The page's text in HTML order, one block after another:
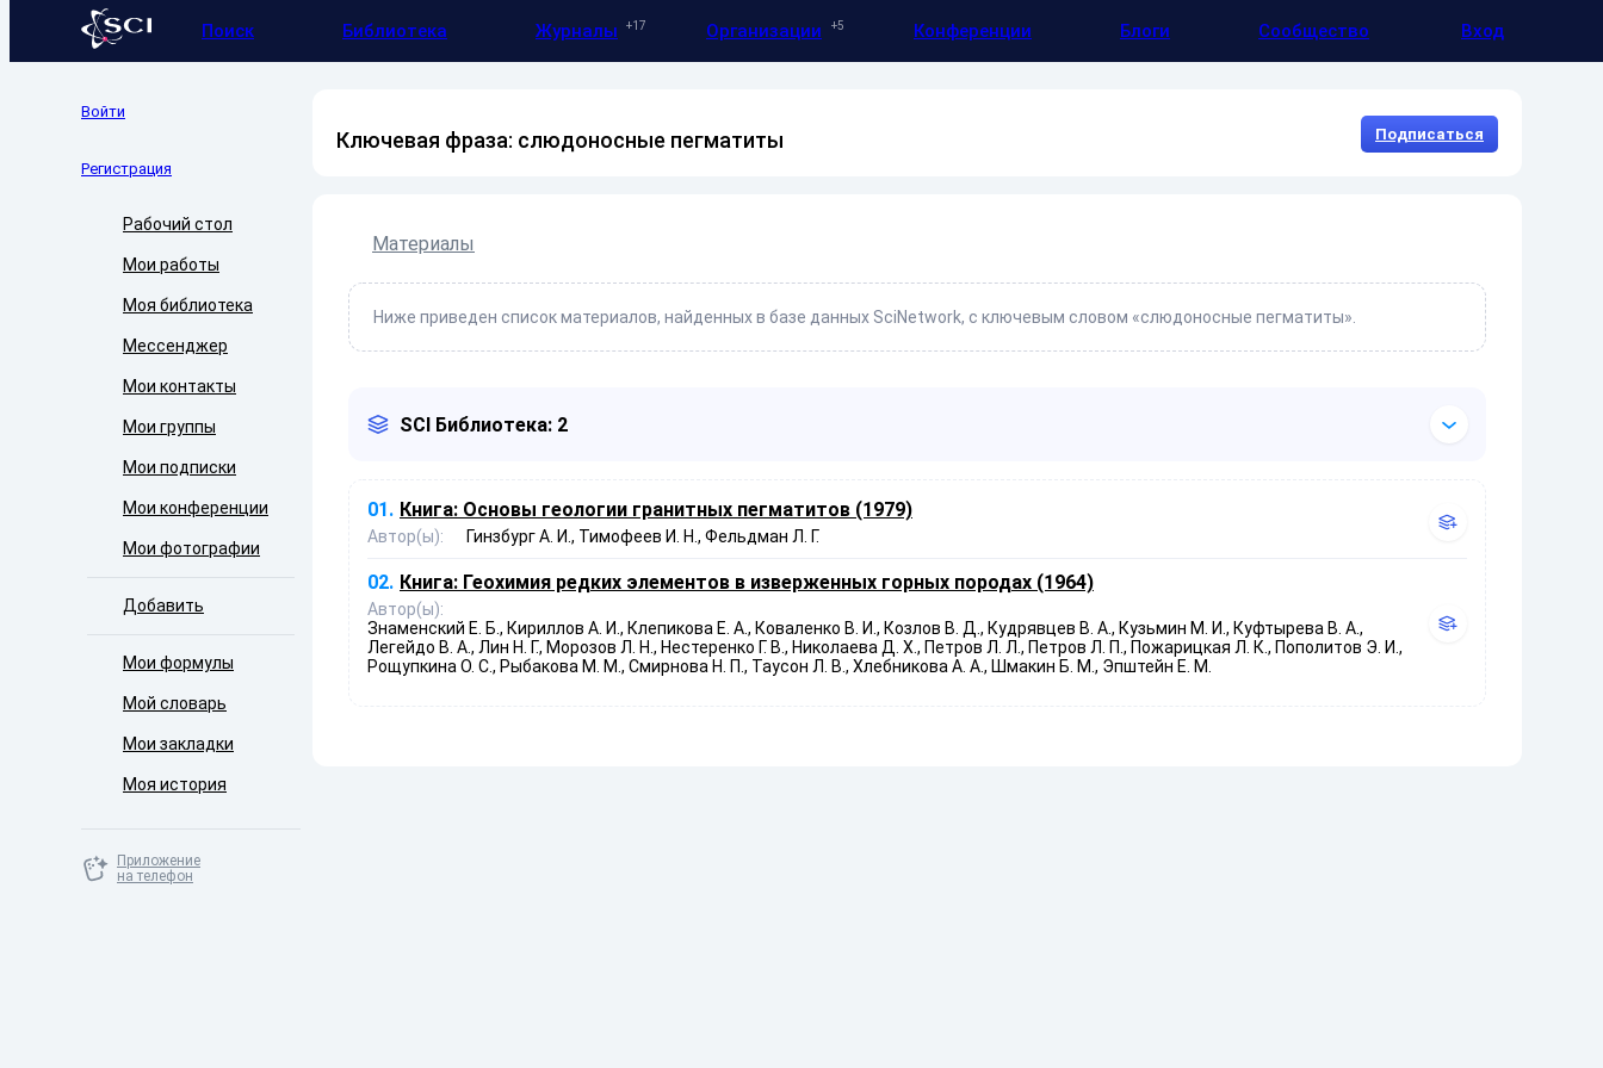
Поиск Библиотека Журналы 17 Организации 5 Конференции Блоги Сообщество Вход
Войти
Регистрация
Рабочий стол
Мои работы
Моя библиотека
Мессенджер
Мои контакты
Мои группы
Мои подписки
Мои конференции
Мои фотографии
Добавить
Мои формулы
Мой словарь
Мои закладки
Моя история
Приложение
на телефон
Ключевая фраза: слюдоносные пегматиты Подписаться
Материалы
Ниже приведен список материалов, найденных в базе данных SciNetwork, с ключевым словом «слюдоносные пегматиты».
SCI Библиотека: 2
01. Книга: Основы геологии гранитных пегматитов (1979)
Автор(ы): Гинзбург А. И., Тимофеев И. Н., Фельдман Л. Г.
02. Книга: Геохимия редких элементов в изверженных горных породах (1964)
Автор(ы):
Знаменский Е. Б., Кириллов А. И., Клепикова Е. А., Коваленко В. И., Козлов В. Д., Кудрявцев В. А., Кузьмин М. И., Куфтырева В. А.,
Легейдо В. А., Лин Н. Г., Морозов Л. Н., Нестеренко Г. В., Николаева Д. Х., Петров Л. Л., Петров Л. П., Пожарицкая Л. К., Пополитов Э. И.,
Рощупкина О. С., Рыбакова М. М., Смирнова Н. П., Таусон Л. В., Хлебникова А. А., Шмакин Б. М., Эпштейн Е. М.